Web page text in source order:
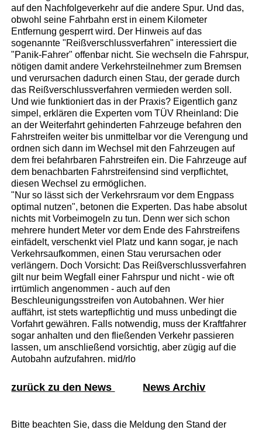
auf den Nachfolgeverkehr auf die andere Spur. Und das,
obwohl seine Fahrbahn erst in einem Kilometer
Entfernung gesperrt wird. Der Hinweis auf das
sogenannte "Reißverschlussverfahren" interessiert die
"Panik-Fahrer" offenbar nicht. Sie wechseln die Fahrspur,
nötigen damit andere Verkehrsteilnehmer zum Bremsen
und verursachen dadurch einen Stau, der gerade durch
das Reißverschlussverfahren vermieden werden soll.
Und wie funktioniert das in der Praxis? Eigentlich ganz
simpel, erklären die Experten vom TÜV Rheinland: Die
an der Weiterfahrt gehinderten Fahrzeuge befahren den
Fahrstreifen weiter bis unmittelbar vor die Verengung und
ordnen sich dann im Wechsel mit den Fahrzeugen auf
dem frei befahrbaren Fahrstreifen ein. Die Fahrzeuge auf
dem benachbarten Fahrstreifensind sind verpflichtet,
diesen Wechsel zu ermöglichen.
"Nur so lässt sich der Verkehrsraum vor dem Engpass
optimal nutzen", betonen die Experten. Das habe absolut
nichts mit Vorbeimogeln zu tun. Denn wer sich schon
mehrere hundert Meter vor dem Ende des Fahrstreifens
einfädelt, verschenkt viel Platz und kann sogar, je nach
Verkehrsaufkommen, einen Stau verursachen oder
verlängern. Doch Vorsicht: Das Reißverschlussverfahren
gilt nur beim Wegfall einer Fahrspur und nicht - wie oft
irrtümlich angenommen - auch auf den
Beschleunigungsstreifen von Autobahnen. Wer hier
auffährt, ist stets wartepflichtig und muss unbedingt die
Vorfahrt gewähren. Falls notwendig, muss der Kraftfahrer
sogar anhalten und den fließenden Verkehr passieren
lassen, um anschließend vorsichtig, aber zügig auf die
Autobahn aufzufahren. mid/rlo
zurück zu den News News Archiv
Bitte beachten Sie, dass die Meldung den Stand der